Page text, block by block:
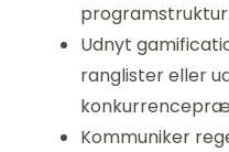
programstruktur.
Udnyt
ranglister eller
Kommuniker